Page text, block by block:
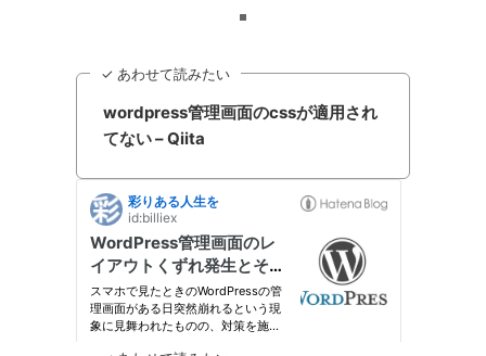
✓ あわせて読みたい
wordpress管理画面のcssが適用され
てない – Qiita